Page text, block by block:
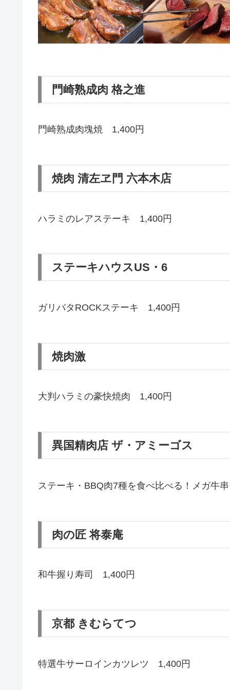
門崎熟成肉 格之進
門崎熟成肉塊焼 1,400円
焼肉 清左ヱ門 六本木店
ハラミのレアステーキ 1,400円
ステーキハウスUS・6
ガリバタROCKステーキ 1,400円
焼肉激
大判ハラミの豪快焼肉 1,400円
異国精肉店 ザ・アミーゴス
ステーキ・BBQ肉7種を食べ比べる！メガ牛
肉の匠 将泰庵
和牛握り寿司 1,400円
京都 きむらてつ
特選牛サーロインカツレツ 1,400円